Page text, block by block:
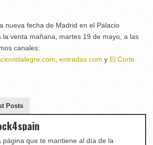
nueva fecha de Madrid en el Palacio
la venta mañana, martes 19 de mayo, a las
canales:
, entradas.com y El Corte
Posts
página que te mantiene al día de la